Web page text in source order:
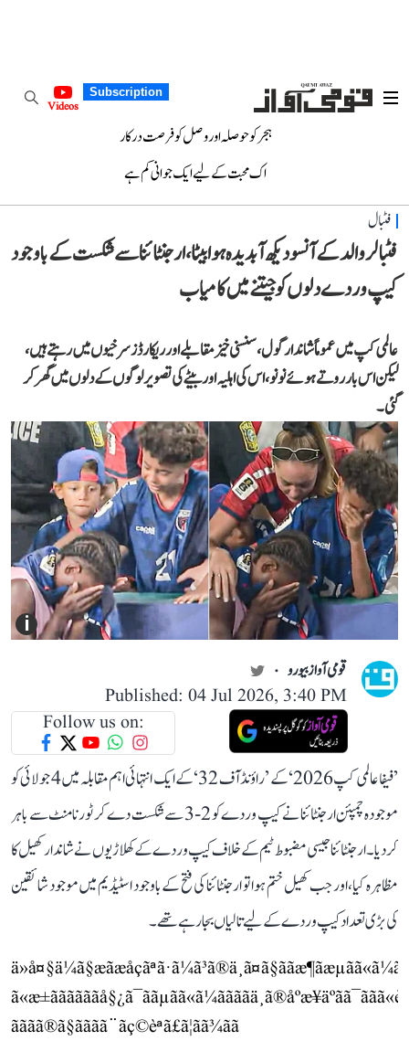
Subscription
Videos
ہجر کو حوصلہ اور وصل کو فرصت درکار
اک محبت کے لیے ایک جوانی کم ہے
فٹبال
فٹبالر والد کے آنسو دیکھ آبدیدہ ہوا بیٹا، ارجنٹائنا سے شکست کے باوجود
کیپ وردے دلوں کو جیتنے میں کامیاب
عالمی کپ میں عموماً شاندار گول، سنسنی خیز مقابلے اور ریکارڈز سرخیوں میں رہتے ہیں،
لیکن اس بار روتے ہوئے نونو، اس کی اہلیہ اور بیٹے کی تصویر لوگوں کے دلوں میں گھر کر
گئی۔
i
قومی آواز بیورو
Published: 04 Jul 2026, 3:40 PM
Follow us on:
’فیفا عالمی کپ 2026‘ کے ’راؤنڈ آف 32‘ کے ایک انتہائی اہم مقابلہ میں 4 جولائی کو
موجودہ چمپئن ارجنٹائنا نے کیپ وردے کو 2-3 سے شکست دے کر ٹورنامنٹ سے باہر
کر دیا۔ ارجنٹائنا جیسی مضبوط ٹیم کے خلاف کیپ وردے کے کھلاڑیوں نے شاندار کھیل کا
مظاہرہ کیا، اور جب کھیل ختم ہوا تو ارجنٹائنا کی فتح کے باوجود اسٹیڈیم میں موجود شائقین
کی بڑی تعداد کیپ وردے کے لیے تالیاں بجا رہے تھے۔
ãããã®ã§ãããã¨ãç©èªã£ã¦ãã¾ãã